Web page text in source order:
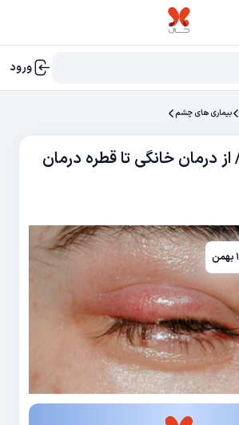
ورود
بیماری های چشم
درمان خانگی تا قطره درمان